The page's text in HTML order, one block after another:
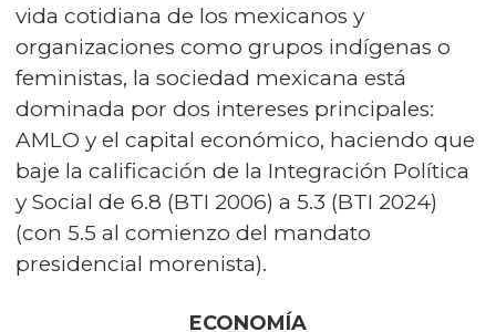
vida cotidiana de los mexicanos y
organizaciones como grupos indígenas o
feministas, la sociedad mexicana está
dominada por dos intereses principales:
AMLO y el capital económico, haciendo que
baje la calificación de la Integración Política
y Social de 6.8 (BTI 2006) a 5.3 (BTI 2024)
(con 5.5 al comienzo del mandato
presidencial morenista).
ECONOMÍA